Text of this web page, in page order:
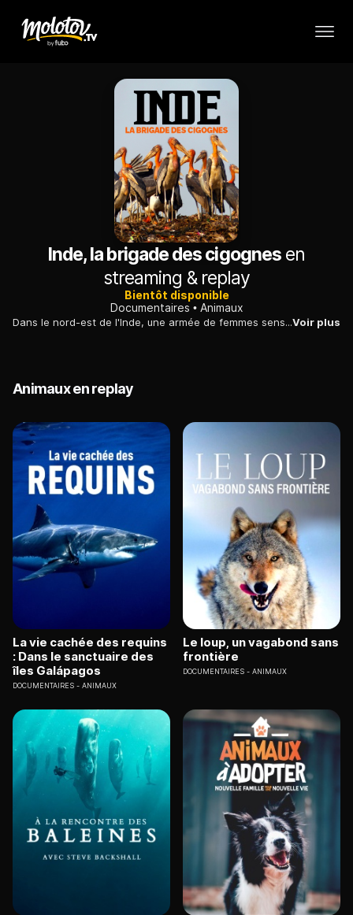
Inde, la brigade des cigognes en
streaming & replay
Bientôt disponible
Documentaires
Animaux
Dans le nord-est de l'Inde, une armée de femmes sensibilise les villageois au sort du marabout Argala, un échassier en voie de disparition à cause de sa mauvaise réputation.Voir plus
Animaux en replay
La vie cachée des requins
: Dans le sanctuaire des
îles Galápagos
DOCUMENTAIRES ANIMAUX
Le loup, un vagabond sans
frontière
DOCUMENTAIRES ANIMAUX